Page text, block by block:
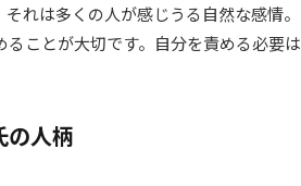
れは多くの人が感じうる自然な感情。
ことが大切です。自分を責める必要は
の人柄